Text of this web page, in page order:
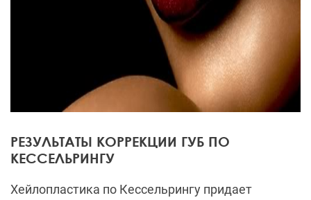
РЕЗУЛЬТАТЫ КОРРЕКЦИИ ГУБ ПО
КЕССЕЛЬРИНГУ
Хейлопластика по Кессельрингу придает